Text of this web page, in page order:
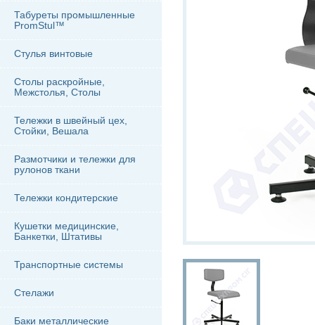
Табуреты промышленные
PromStul™
Стулья винтовые
Столы раскройные,
Межстолья, Столы
Тележки в швейный цех,
Стойки, Вешала
Размотчики и тележки для
рулонов ткани
Тележки кондитерские
Кушетки медицинские,
Банкетки, Штативы
Транспортные системы
Стелажи
Баки металлические